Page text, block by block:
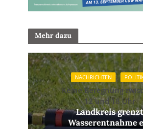
Mehr dazu
NACHRICHTEN
Keine Beregnung
12 und 18 Uhr
Landkreis grenzt
Wasserentnahme